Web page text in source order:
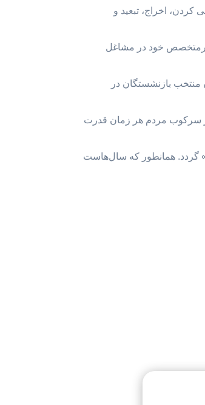
کردن، اخراج، تبعید و
غیرمتخصص خود در مشاغل
منتخب بازنشستگان در
سرکوب مردم هر زمان قدرت
گردد. همانطور که سال‌هاست